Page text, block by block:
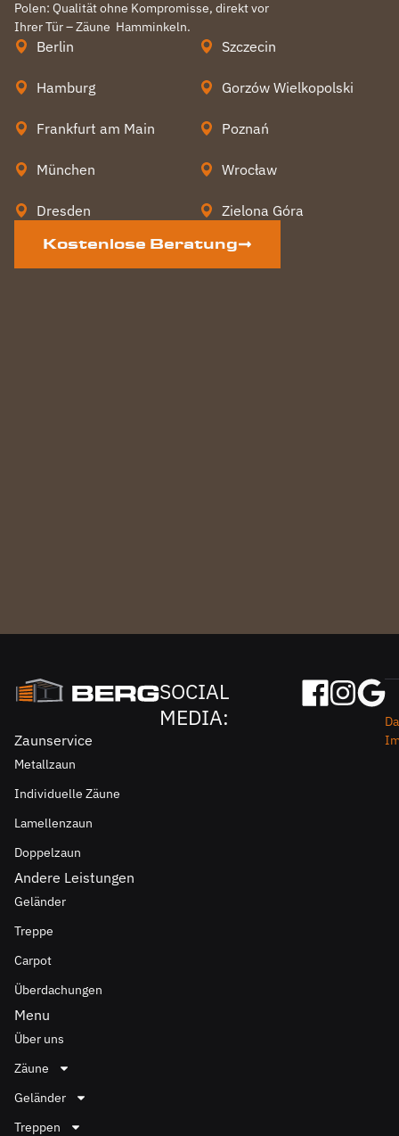
Polen: Qualität ohne Kompromisse, direkt vor
Ihrer Tür – Zäune Hamminkeln.
Berlin
Hamburg
Frankfurt am Main
München
Dresden
Szczecin
Gorzów Wielkopolski
Poznań
Wrocław
Zielona Góra
Kostenlose Beratung
SOCIAL
MEDIA:
Zaunservice
Metallzaun
Individuelle Zäune
Lamellenzaun
Doppelzaun
Andere Leistungen
Geländer
Treppe
Carpot
Überdachungen
Menu
Über uns
Zäune
Geländer
Treppen